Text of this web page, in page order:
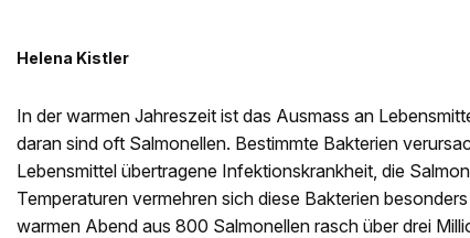
Helena Kistler
In der warmen Jahreszeit ist das Ausmass an
daran sind oft Salmonellen. Bestimmte Bakterien
Lebensmittel übertragene Infektionskrankheit, die
Temperaturen vermehren sich diese Bakterien
warmen Abend aus 800 Salmonellen rasch über drei